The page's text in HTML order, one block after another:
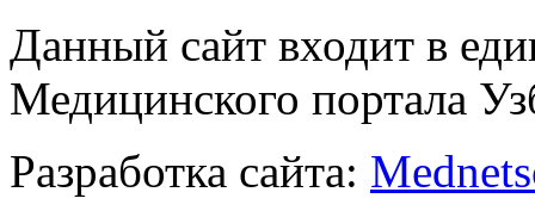
Данный сайт входит в
Медицинского портала
Разработка сайта: